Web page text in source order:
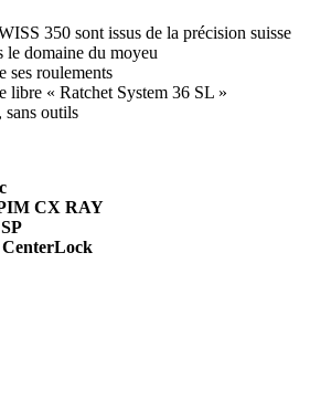
350 sont issus de la précision suisse
le domaine du moyeu
ses roulements
libre « Ratchet System 36 SL »
sans outils
CX RAY
CenterLock